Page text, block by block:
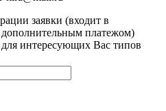
заявки (входит в
платежом)
для интересующих Вас типов